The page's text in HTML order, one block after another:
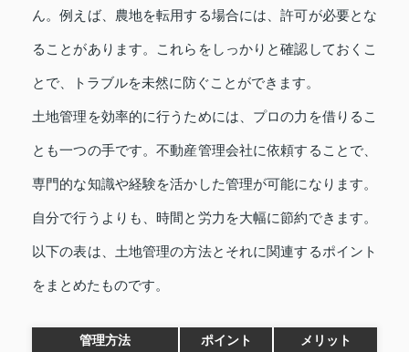
ん。例えば、農地を転用する場合には、許可が必要とな
ることがあります。これらをしっかりと確認しておくこ
とで、トラブルを未然に防ぐことができます。
土地管理を効率的に行うためには、プロの力を借りるこ
とも一つの手です。不動産管理会社に依頼することで、
専門的な知識や経験を活かした管理が可能になります。
自分で行うよりも、時間と労力を大幅に節約できます。
以下の表は、土地管理の方法とそれに関連するポイント
をまとめたものです。
管理方法 ポイント メリット